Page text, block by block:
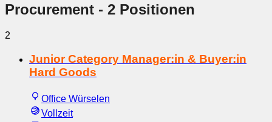
Procurement - 2 Positionen
2
Junior Category Manager:in & Buyer:in
Hard Goods
Office Würselen
Vollzeit